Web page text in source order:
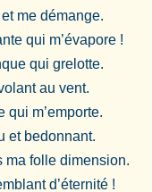
me démange.
qui m’évapore !
qui grelotte.
au vent.
qui m’emporte.
et bedonnant.
ma folle dimension.
d’éternité !